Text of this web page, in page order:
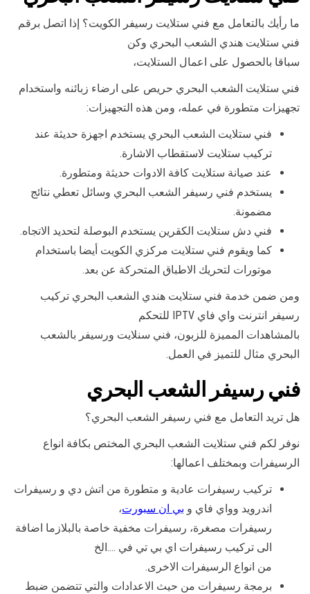
ما رأيك بالتعامل مع فني ستلايت رسيفر الكويت؟ إذا اتصل برقم
فني ستلايت هندي الشعب البحري وكن
سباقا بالحصول على اعمال الستلايت،
فني ستلايت الشعب البحري حريص على ارضاء زبائنه واستخدام
تجهيزات متطورة في عمله، ومن هذه التجهيزات:
فني ستلايت الشعب البحري يستخدم اجهزة حديثة عند
تركيب ستلايت لاستقطاب الاشارة.
عند صيانة ستلايت كافة الادوات حديثة ومتطورة.
يستخدم فني رسيفر الشعب البحري وسائل تعطي نتائج
مضمونة.
فني دش ستلايت الكقرين يستخدم البوصلة لتحديد الاتجاه.
كما ويقوم فني ستلايت مركزي الكويت أيضا باستخدام
موتورات لتحريك الاطباق المتحركة عن بعد.
ومن ضمن خدمة فني ستلايت هندي الشعب البحري تركيب
رسيفر انترنت واي فاي IPTV للتحكم
بالمشاهدات المميزة للزبون، فني سنلايت ورسيفر بالشعب
البحري مثال للتميز في العمل.
فني رسيفر الشعب البحري
هل تريد التعامل مع فني رسيفر الشعب البحري؟
نوفر لكم فني ستلايت الشعب البحري المختص بكافة انواع
الرسيفرات وبمختلف اعمالها:
تركيب رسيفرات عادية و متطورة من اتش دي و رسيفرات
اندرويد وواي فاي و بي ان سبورت،
رسيفرات مصغرة، رسيفرات مخفية خاصة بالبلازما اضافة
الى تركيب رسيفرات اي بي تي في ….الخ
من انواع الرسيفرات الاخرى.
برمجة رسيفرات من حيث الاعدادات والتي تتضمن ضبط